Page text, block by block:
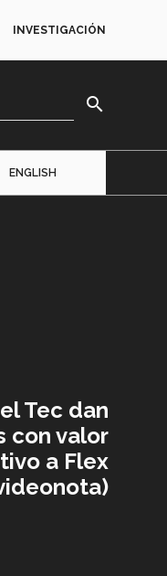
INVESTIGACIÓN
search
ENGLISH
Tec dan
con valor
a Flex